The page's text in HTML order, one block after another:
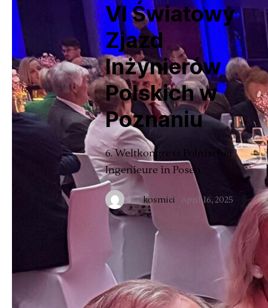
VI Światowy
Zjazd
Inżynierów
Polskich w
Poznaniu
6. Weltkongress Polnischer
Ingenieure in Posen
Bykosmici · April 16, 2025